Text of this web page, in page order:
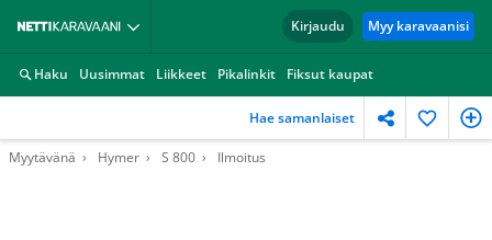
Kirjaudu Myy karavaanisi
Haku Uusimmat Liikkeet Pikalinkit Fiksut kaupat
Hae samanlaiset
Myytävänä Hymer S 800 Ilmoitus